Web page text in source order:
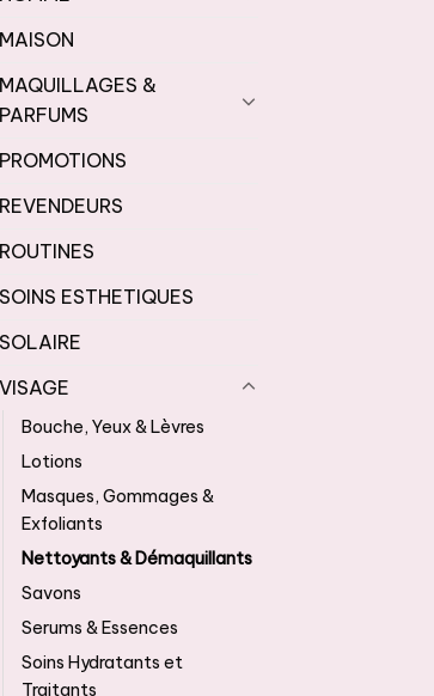
MAISON
MAQUILLAGES &
PARFUMS
PROMOTIONS
REVENDEURS
ROUTINES
SOINS ESTHETIQUES
SOLAIRE
VISAGE
Bouche, Yeux & Lèvres
Lotions
Masques, Gommages &
Exfoliants
Nettoyants & Démaquillants
Savons
Serums & Essences
Soins Hydratants et
Traitants
400ml